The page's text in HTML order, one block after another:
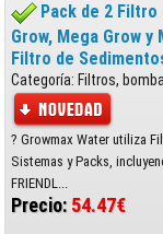
Pack de 2 Filtro
Grow, Mega Grow
Filtro de
Categoría: Filtros,
? Growmax Water utiliza
Sistemas y Packs,
FRIENDL...
Precio: 54.47€